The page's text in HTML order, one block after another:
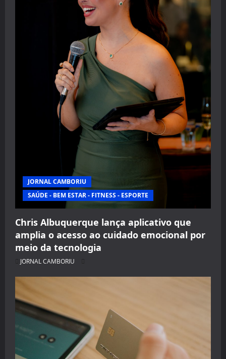
JORNAL CAMBORIU
SAÚDE - BEM ESTAR - FITNESS - ESPORTE
Chris Albuquerque lança aplicativo que
amplia o acesso ao cuidado emocional por
meio da tecnologia
JORNAL CAMBORIU